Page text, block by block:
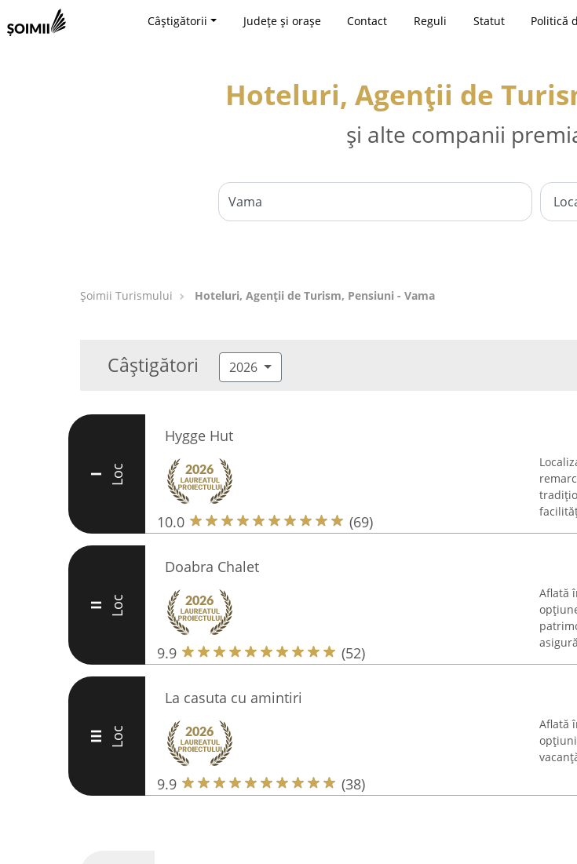
Câștigătorii Județe și orașe Contact Reguli Statut Politică
Hoteluri, Agenții de
și alte companii
Șoimii Turismului Hoteluri, Agenții de Turism, Pensiuni - Vama
Câștigători 2026
I Loc
Hygge Hut
10.0 (69)
II Loc
Doabra Chalet
9.9 (52)
Aflată
III Loc
La casuta cu amintiri
9.9 (38)
Aflată